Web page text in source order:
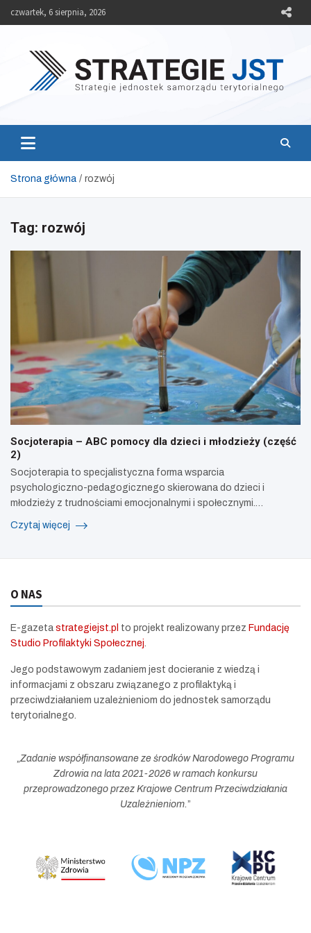
czwartek, 6 sierpnia, 2026
Strategie JST
Strona główna rozwój
Tag: rozwój
Socjoterapia – ABC pomocy dla dzieci i młodzieży (część
2)
Socjoterapia to specjalistyczna forma wsparcia
psychologiczno-pedagogicznego skierowana do dzieci i
młodzieży z trudnościami emocjonalnymi i społecznymi.…
Czytaj więcej
O NAS
E-gazeta strategiejst.pl to projekt realizowany przez Fundację
Studio Profilaktyki Społecznej
Jego podstawowym zadaniem jest docieranie z wiedzą i
informacjami z obszaru związanego z profilaktyką i
przeciwdziałaniem uzależnieniom do jednostek samorządu
terytorialnego.
Zadanie współfinansowane ze środków Narodowego Programu
Zdrowia na lata 2021-2026 w ramach konkursu
przeprowadzonego przez Krajowe Centrum Przeciwdziałania
Uzależnieniom. ”